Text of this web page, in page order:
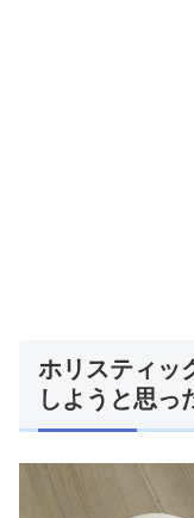
ホリスティッ
しようと思っ